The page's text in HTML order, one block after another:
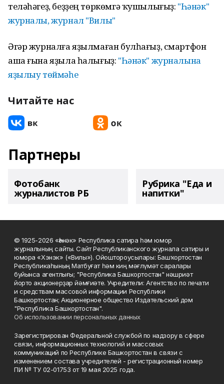
теләһәгеҙ, беҙҙең төркөмгә ҡушылығыҙ: "Һәнәк"
журналы, журнал "Вилы"
Әгәр журналға яҙылмаған булһағыҙ, смартфон
аша ғына яҙыла һалығыҙ: "Һәнәк" журналына
яҙылыу төймәһе
Читайте нас
Партнеры
Фотобанк
журналистов РБ
Рубрика "Еда и
напитки"
© 1925-2026 «Һәнәк» Республика сатира һәм юмор
журналының сайты. Сайт Республиканского журнала сатиры и
юмора «Хэнэк» («Вилы»). Ойоштороусылары: Башҡортостан
Республикаһының Матбуғат һәм киң мәғлүмәт саралары
буйынса агентлығы; "Республика Башкортостан" нәшриәт
йорто акционерҙар йәмғиәте. Учредители: Агентство по печати
и средствам массовой информации Республики
Башкортостан; Акционерное общество Издательский дом
"Республика Башкортостан".
Об использовании персональных данных
Зарегистрирован Федеральной службой по надзору в сфере
связи, информационных технологий и массовых
коммуникаций по Республике Башкортостан в связи с
изменением состава учредителей - регистрационный номер
ПИ № ТУ 02-01753 от 19 мая 2025 года.